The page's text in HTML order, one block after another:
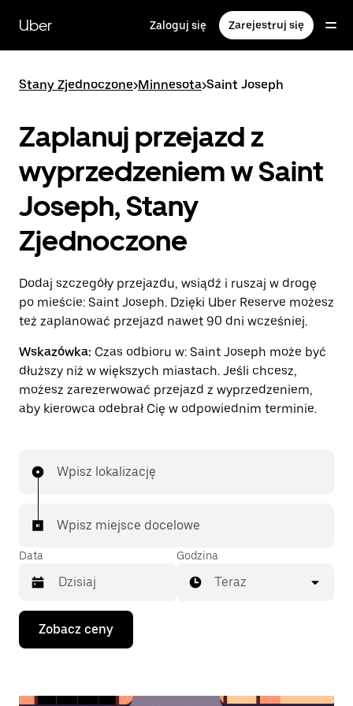
głównej
zawartości
Uber Zaloguj się Zarejestruj się
Stany Zjednoczone>Minnesota>Saint Joseph
Zaplanuj przejazd z
wyprzedzeniem w Saint
Joseph, Stany
Zjednoczone
Dodaj szczegóły przejazdu, wsiądź i ruszaj w drogę
po mieście: Saint Joseph. Dzięki Uber Reserve możesz
też zaplanować przejazd nawet 90 dni wcześniej.
Wskazówka: Czas odbioru w: Saint Joseph może być
dłuższy niż w większych miastach. Jeśli chcesz,
możesz zarezerwować przejazd z wyprzedzeniem,
aby kierowca odebrał Cię w odpowiednim terminie.
Wpisz lokalizację
Wpisz miejsce docelowe
Data
Naciśnij
klawisz
strzałki
Godzina
Teraz
Zobacz ceny